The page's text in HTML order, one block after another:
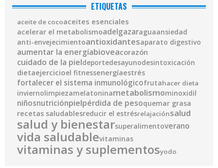
ETIQUETAS
aceite de cocoaceites esenciales
acelerar el metabolismoadelgazaraguaansiedad
anti-envejecimientoantioxidantesaparato digestivo
aumentar la energíabioveacorazón
cuidado de la pieldeportedesayunodesintoxicación
dietaejercicioel fitnessenergíaestrés
fortalecer el sistema inmunológicofrutahacer dieta
inviernolimpiezamelatoninametabolismominoxidil
niñosnutriciónpielpérdida de pesoquemar grasa
recetas saludablesreducir el estrésrelajaciónsalud
salud y bienestarsuperalimentoverano
vida saludablevitaminas
vitaminas y suplementosyodo